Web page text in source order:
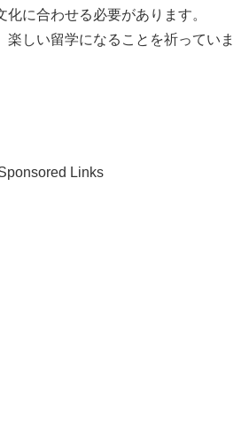
に合わせる必要があります。
楽しい留学になることを祈っていま
Links